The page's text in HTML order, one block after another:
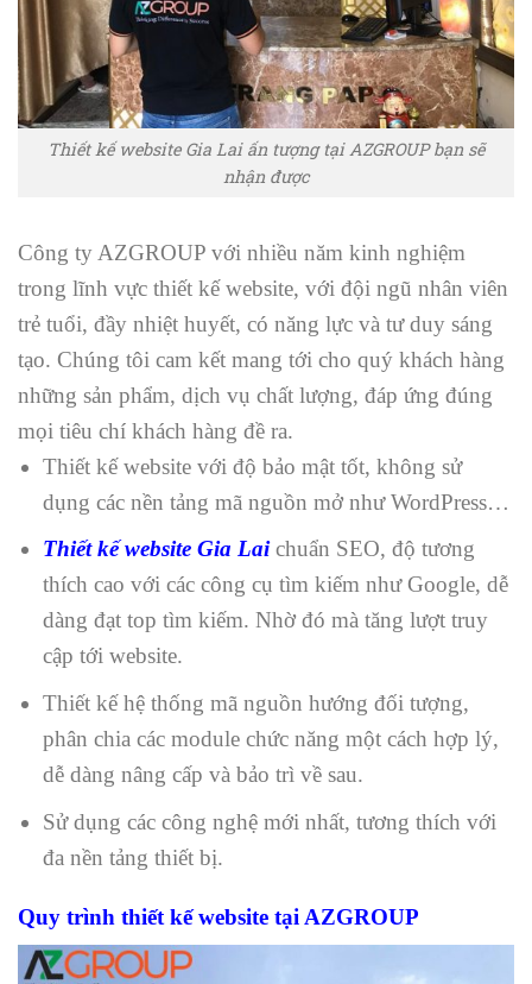
Thiết kế website Gia Lai ấn tượng tại AZGROUP bạn sẽ
nhận được
Công ty AZGROUP với nhiều năm kinh nghiệm
trong lĩnh vực thiết kế website, với đội ngũ nhân viên
trẻ tuổi, đầy nhiệt huyết, có năng lực và tư duy sáng
tạo. Chúng tôi cam kết mang tới cho quý khách hàng
những sản phẩm, dịch vụ chất lượng, đáp ứng đúng
mọi tiêu chí khách hàng đề ra.
Thiết kế website với độ bảo mật tốt, không sử
dụng các nền tảng mã nguồn mở như WordPress…
Thiết kế website Gia Laichuẩn SEO, độ tương
thích cao với các công cụ tìm kiếm như Google, dễ
dàng đạt top tìm kiếm. Nhờ đó mà tăng lượt truy
cập tới website.
Thiết kế hệ thống mã nguồn hướng đối tượng,
phân chia các module chức năng một cách hợp lý,
dễ dàng nâng cấp và bảo trì về sau.
Sử dụng các công nghệ mới nhất, tương thích với
đa nền tảng thiết bị.
Quy trình thiết kế website tại AZGROUP